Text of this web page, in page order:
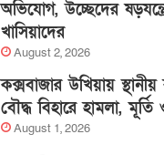
অভিযোগ, উচ্ছেদের
খাসিয়াদের
August 2, 2026
কক্সবাজার উখিয়ায় স্থানীয়
বৌদ্ধ বিহারে হামলা,
August 1, 2026